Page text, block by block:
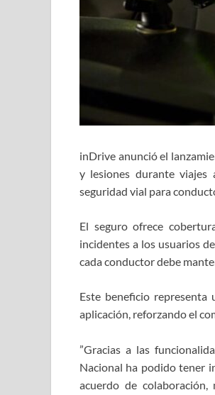
inDrive anunció el
y lesiones durante viajes
seguridad vial para
El seguro ofrece
incidentes a los usuarios
cada conductor debe
Este beneficio representa
aplicación, reforzando el
​”Gracias a las
Nacional ha podido tener
acuerdo de